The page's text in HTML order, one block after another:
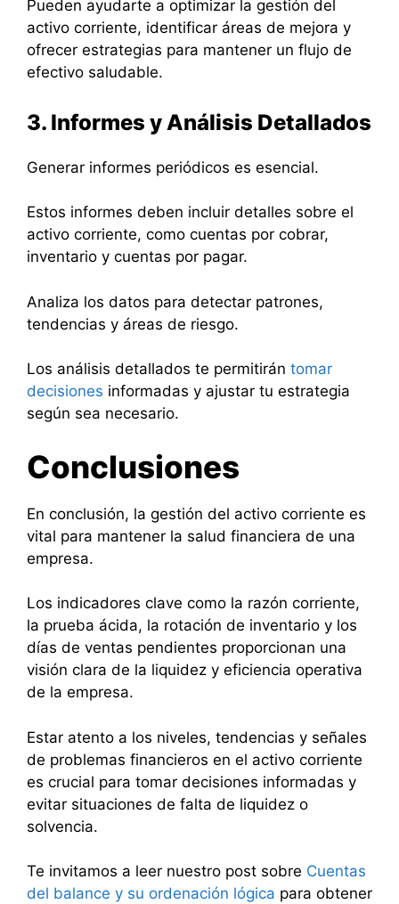
Pueden ayudarte a optimizar la gestión del
activo corriente, identificar áreas de mejora y
ofrecer estrategias para mantener un flujo de
efectivo saludable.
3. Informes y Análisis Detallados
Generar informes periódicos es esencial.
Estos informes deben incluir detalles sobre el
activo corriente, como cuentas por cobrar,
inventario y cuentas por pagar.
Analiza los datos para detectar patrones,
tendencias y áreas de riesgo.
Los análisis detallados te permitirán tomar
decisiones informadas y ajustar tu estrategia
según sea necesario.
Conclusiones
En conclusión, la gestión del activo corriente es
vital para mantener la salud financiera de una
empresa.
Los indicadores clave como la razón corriente,
la prueba ácida, la rotación de inventario y los
días de ventas pendientes proporcionan una
visión clara de la liquidez y eficiencia operativa
de la empresa.
Estar atento a los niveles, tendencias y señales
de problemas financieros en el activo corriente
es crucial para tomar decisiones informadas y
evitar situaciones de falta de liquidez o
solvencia.
Te invitamos a leer nuestro post sobre Cuentas
del balance y su ordenación lógica para obtener